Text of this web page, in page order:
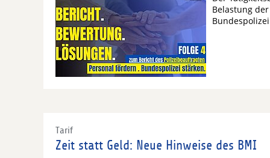
Belastung
Tarif
Zeit statt Geld: Neue Hinweise des BMI